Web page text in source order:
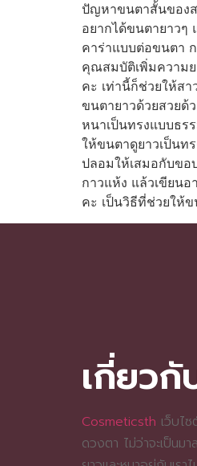
ปัญหาขนตาสั้นของส
อยากได้ขนตายาวๆ
คาร่าแบบต่อขนตา
คุณสมบัติเพิ่มความย
คะ เท่านี้ก็ช่วยให้ส
ขนตายาวด้วยสวยด้
หนาเป็นทรงแบบธร
ให้ขนตาดูยาวเป็นท
ปลอมให้เสมอกับขอ
กาวแห้ง แล้วเขียน
คะ เป็นวิธีที่ช่วยให้
เกี่ยวกั
Cosmeticsth เว็บไ
ดวงตา ไม่ว่าจะเป็นม